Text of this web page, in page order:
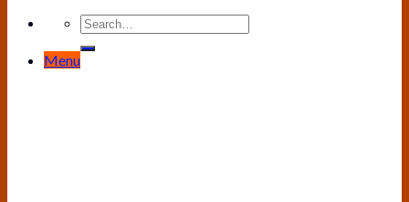
Menu